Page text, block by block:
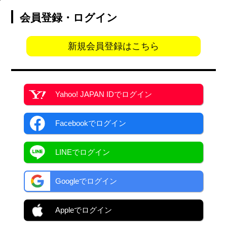
会員登録・ログイン
新規会員登録はこちら
Yahoo! JAPAN IDでログイン
Facebookでログイン
LINEでログイン
Googleでログイン
Appleでログイン